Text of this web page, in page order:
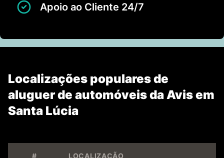
Apoio ao Cliente 24/7
Localizações populares de
aluguer de automóveis da Avis em
Santa Lúcia
# LOCALIZAÇÃO